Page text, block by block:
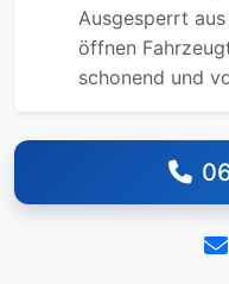
Ausgesperrt
öffnen
schonend und